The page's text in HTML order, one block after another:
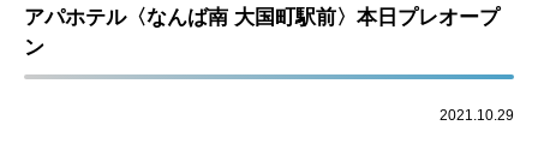
アパホテル〈なんば南 大国町駅前〉本日プレオープ
ン
2021.10.29